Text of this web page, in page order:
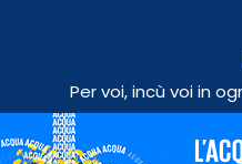
Per voi, incù voi in